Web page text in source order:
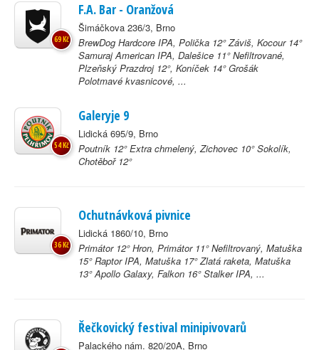
F.A. Bar - Oranžová
Šimáčkova 236/3, Brno
BrewDog Hardcore IPA, Polička 12° Záviš, Kocour 14°
Samuraj American IPA, Dalešice 11° Nefiltrované,
Plzeňský Prazdroj 12°, Koníček 14° Grošák
Polotmavé kvasnicové, ...
69 Kč
Galeryje 9
Lidická 695/9, Brno
Poutník 12° Extra chmelený, Zichovec 10° Sokolík,
Chotěboř 12°
54 Kč
Ochutnávková pivnice
Lidická 1860/10, Brno
Primátor 12° Hron, Primátor 11° Nefiltrovaný, Matuška
15° Raptor IPA, Matuška 17° Zlatá raketa, Matuška
13° Apollo Galaxy, Falkon 16° Stalker IPA, ...
36 Kč
Řečkovický festival minipivovarů
Palackého nám. 820/20A, Brno